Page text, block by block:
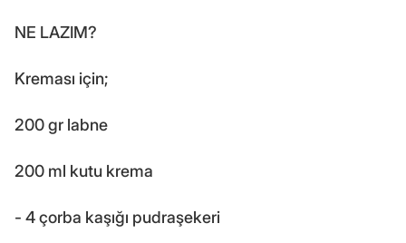
NE LAZIM?
Kreması için;
200 gr labne
200 ml kutu krema
- 4 çorba kaşığı pudraşekeri